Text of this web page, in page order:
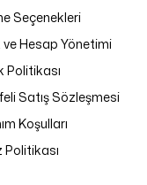
Seçenekleri
ve Hesap Yönetimi
Politikası
Satış Sözleşmesi
Koşulları
Politikası